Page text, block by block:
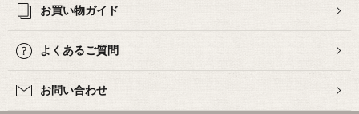
お買い物ガイド
よくあるご質問
お問い合わせ